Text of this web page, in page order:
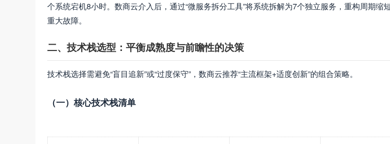
个系统宕机8小时。数商云介入后，通过“微服务拆分工具”将系统拆解为7个独立服务，重构周期缩
重大故障。
二、技术栈选型：平衡成熟度与前瞻性的决策
技术栈选择需避免“盲目追新”或“过度保守”，数商云推荐“主流框架+适度创新”的组合策略。
（一）核心技术栈清单